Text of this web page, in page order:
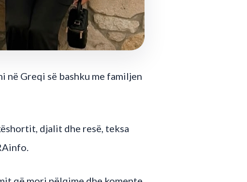
në Greqi së bashku me familjen
djalit dhe resë, teksa